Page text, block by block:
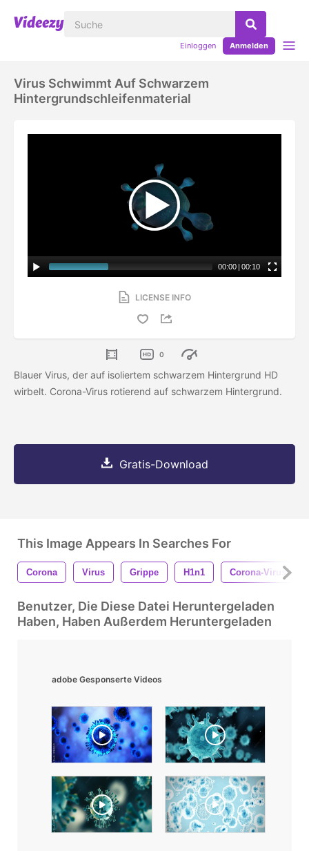
Einloggen Anmelden
Virus Schwimmt Auf Schwarzem
Hintergrundschleifenmaterial
00:00 | 00:10
LICENSE INFO
0
Blauer Virus, der auf isoliertem schwarzem Hintergrund HD
wirbelt. Corona-Virus rotierend auf schwarzem Hintergrund.
Gratis-Download
This Image Appears In Searches For
Corona Virus Grippe H1n1 Corona-Virus
Benutzer, Die Diese Datei Heruntergeladen
Haben, Haben Außerdem Heruntergeladen
adobe Gesponserte Videos